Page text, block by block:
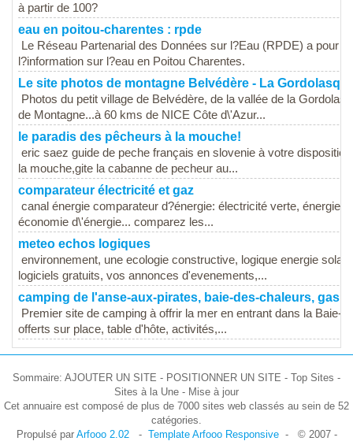
à partir de 100?
eau en poitou-charentes : rpde
Le Réseau Partenarial des Données sur l?Eau (RPDE) a pour
l?information sur l?eau en Poitou Charentes.
Le site photos de montagne Belvédère - La
Photos du petit village de Belvédère, de la vallée de la
de Montagne...à 60 kms de NICE Côte d\'Azur...
le paradis des pêcheurs à la mouche!
eric saez guide de peche français en slovenie à votre
la mouche,gite la cabanne de pecheur au...
comparateur électricité et gaz
canal énergie comparateur d?énergie: électricité verte,
économie d\'énergie... comparez les...
meteo echos logiques
environnement, une ecologie constructive, logique energie
logiciels gratuits, vos annonces d'evenements,...
camping de l'anse-aux-pirates, baie-des-chaleurs,
Premier site de camping à offrir la mer en entrant dans la Baie-
offerts sur place, table d'hôte, activités,...
Sommaire: AJOUTER UN SITE - POSITIONNER UN SITE - Top Sites -
Sites à la Une - Mise à jour
Cet annuaire est composé de plus de 7000 sites web classés au sein de 52
catégories.
Propulsé par Arfooo 2.02- Template Arfooo Responsive- © 2007 -